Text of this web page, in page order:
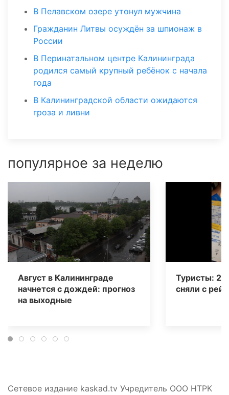
В Пелавском озере утонул мужчина
Гражданин Литвы осуждён за шпионаж в
России
В Перинатальном центре Калининграда
родился самый крупный ребёнок с начала
года
В Калининградской области ожидаются
гроза и ливни
популярное за неделю
Август в Калининграде
начнется с дождей: прогноз
на выходные
Туристы: 20
сняли с
Сетевое издание kaskad.tv Учредитель ООО НТРК